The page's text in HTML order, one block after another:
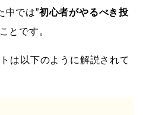
中では”初心者がやるべき投
とです。
は以下のように解説されて